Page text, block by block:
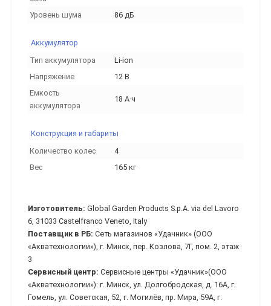
Уровень шума
86 дБ
Аккумулятор
Тип аккумулятора
Li-ion
Напряжение
12 В
Емкость
аккумулятора
18 А·ч
Конструкция и габариты
Количество колес
4
Вес
165 кг
Изготовитель: Global Garden Products S.p.A. via del Lavoro
6, 31033 Castelfranco Veneto, Italy
Поставщик в РБ: Сеть магазинов «Удачник» (ООО
«Акватехнологии»), г. Минск, пер. Козлова, 7Г, пом. 2, этаж
3
Сервисный центр: Сервисные центры «Удачник»(ООО
«Акватехнологии»): г. Минск, ул. Долгобродская, д. 16А, г.
Гомель, ул. Советская, 52, г. Могилёв, пр. Мира, 59А, г.